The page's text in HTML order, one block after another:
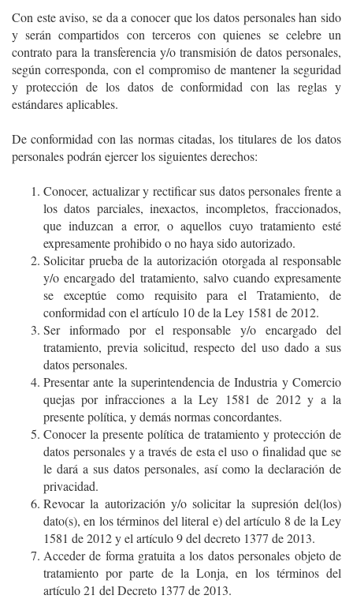
Con este aviso, se da a conocer que los datos personales han sido
y serán compartidos con terceros con quienes se celebre un
contrato para la transferencia y/o transmisión de datos personales,
según corresponda, con el compromiso de mantener la seguridad
y protección de los datos de conformidad con las reglas y
estándares aplicables.
De conformidad con las normas citadas, los titulares de los datos
personales podrán ejercer los siguientes derechos:
Conocer, actualizar y rectificar sus datos personales frente a
los datos parciales, inexactos, incompletos, fraccionados,
que induzcan a error, o aquellos cuyo tratamiento esté
expresamente prohibido o no haya sido autorizado.
Solicitar prueba de la autorización otorgada al responsable
y/o encargado del tratamiento, salvo cuando expresamente
se exceptúe como requisito para el Tratamiento, de
conformidad con el artículo 10 de la Ley 1581 de 2012.
Ser informado por el responsable y/o encargado del
tratamiento, previa solicitud, respecto del uso dado a sus
datos personales.
Presentar ante la superintendencia de Industria y Comercio
quejas por infracciones a la Ley 1581 de 2012 y a la
presente política, y demás normas concordantes.
Conocer la presente política de tratamiento y protección de
datos personales y a través de esta el uso o finalidad que se
le dará a sus datos personales, así como la declaración de
privacidad.
Revocar la autorización y/o solicitar la supresión del(los)
dato(s), en los términos del literal e) del artículo 8 de la Ley
1581 de 2012 y el artículo 9 del decreto 1377 de 2013.
Acceder de forma gratuita a los datos personales objeto de
tratamiento por parte de la Lonja, en los términos del
artículo 21 del Decreto 1377 de 2013.